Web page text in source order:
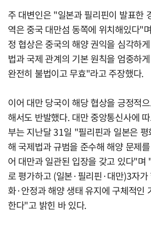
주 대변인은 "일본과 필리핀이 발표한
역은 중국 대만섬 동쪽에 위치해있다"
정 협상은 중국의 해양 권익을 심각하
법과 국제 관계의 기본 원칙을 엄중하
완전히 불법이고 무효"라고 주장했다.
이어 대만 당국이 해당 협상을 긍정적
해서도 반발했다. 대만 중앙통신사에
부는 지난달 31일 "필리핀과 일본은
해 국제법과 규범을 준수해 해양 문제
어 대만과 일관된 입장을 갖고 있다"며
로 평가하고 (일본·필리핀·대만)3자가
화·안정과 해양 생태 유지에 구체적인
한다"고 밝힌 바 있다.